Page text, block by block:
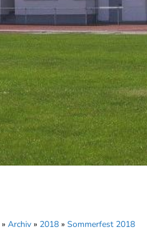
» Archiv » 2018 » Sommerfest 2018